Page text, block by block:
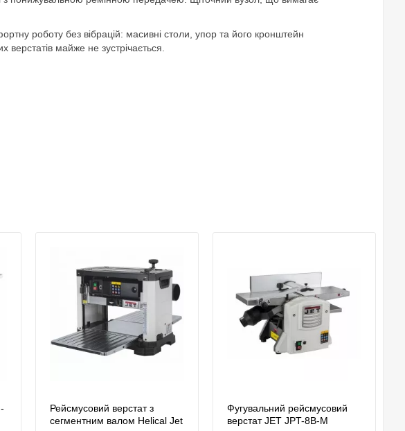
роботу без вібрацій: масивні столи, упор та його кронштейн
майже не зустрічається.
Рейсмусовий верстат з
сегментним валом Helical Jet
Фугувальний рейсмусовий
верстат JET JPT-8B-M